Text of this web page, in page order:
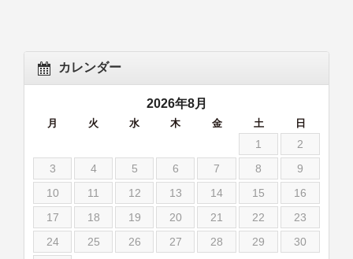
カレンダー
2026年8月
月 火 水 木 金 土 日
1
2
3
4 5 6 7 8
9
10
11 12 13 14 15
16
17
18 19 20 21 22
23
24
25 26 27 28 29
30